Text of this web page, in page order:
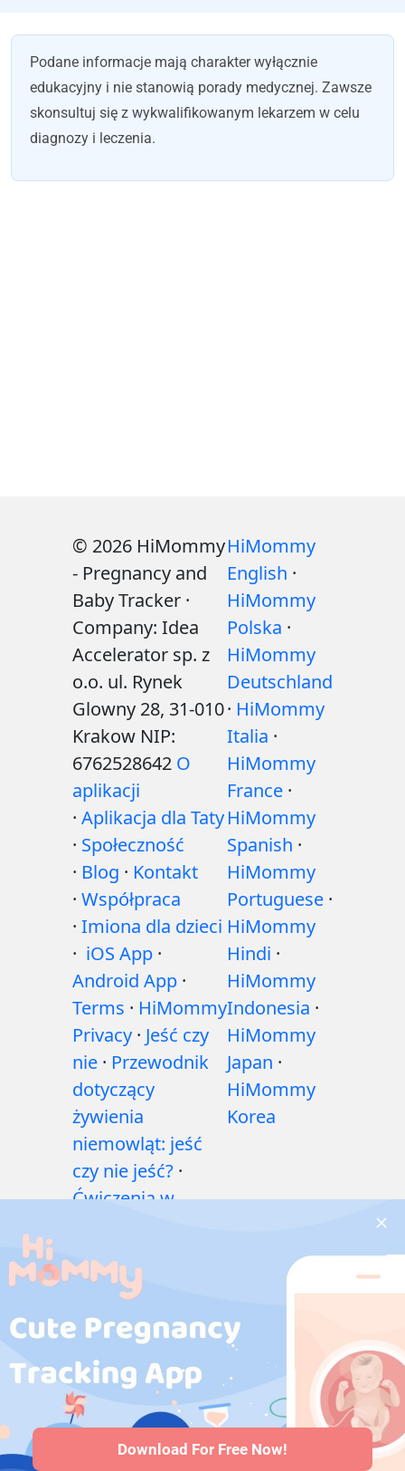
Podane informacje mają charakter wyłącznie
edukacyjny i nie stanowią porady medycznej. Zawsze
skonsultuj się z wykwalifikowanym lekarzem w celu
diagnozy i leczenia.
© 2026 HiMommy
- Pregnancy and
Baby Tracker ·
Company: Idea
Accelerator sp. z
o.o. ul. Rynek
Glowny 28, 31-010
Krakow NIP:
6762528642 O
aplikacji
· Aplikacja dla Taty
· Społeczność
· Blog · Kontakt
· Współpraca
· Imiona dla dzieci
· iOS App ·
Android App ·
Terms · HiMommy
Privacy · Jeść czy
nie · Przewodnik
dotyczący
żywienia
niemowląt: jeść
czy nie jeść? ·
Ćwiczenia w
zdrowotne w
czasie ciąży
w ciąży·Problemy
zdrowotne
niemowląt·
Artykuły·Polityka
redakcyjna
HiMommy
English ·
HiMommy
Polska ·
HiMommy
Deutschland
· HiMommy
Italia ·
HiMommy
France ·
HiMommy
Spanish ·
HiMommy
Portuguese ·
HiMommy
Hindi ·
HiMommy
Indonesia ·
HiMommy
Japan ·
HiMommy
Korea
Download For Free Now!